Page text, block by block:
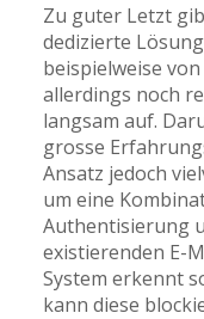
Zu guter Letzt
dedizierte
beispielweise
allerdings noch
langsam auf.
grosse
Ansatz jedoch
um eine
Authentisierung
existierenden E-
System erkennt
kann diese